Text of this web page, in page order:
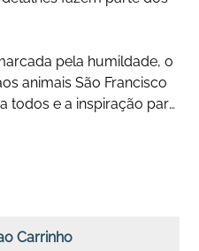
pela humildade, o
animais São Francisco
todos e a inspiração para
animais são temas
Carrinho